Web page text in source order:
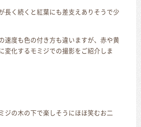
長く続くと紅葉にも差支えありそうで少
速度も色の付き方も違いますが、赤や黄
変化するモミジでの撮影をご紹介しま
ジの木の下で楽しそうにほほ笑むお二